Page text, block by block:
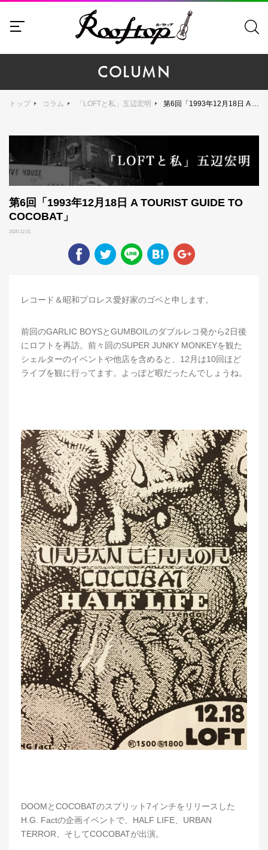
COLUMN
トップ コラム 「LOFTと私」五辺宏明 第6回「1993年12月18日 A TOURIST GUIDE TO COCOBAT」
第6回「1993年12月18日 A TOURIST GUIDE TO
COCOBAT」
2020.12.01
レコード＆昭和プロレス愛好家のゴベと申します。
前回のGARLIC BOYSとGUMBOILのダブルレコ発から2日後
にロフトを再訪。前々回のSUPER JUNKY MONKEYを観た
シェルターのイベントや他店を含めると、12月は10回ほど
ライブを観に行ってます。よっぽど暇だったんでしょうね。
DOOMとCOCOBATのスプリット7インチをリリースした
H.G. Factの企画イベントで、HALF LIFE、URBAN
TERROR、そしてCOCOBATが出演。